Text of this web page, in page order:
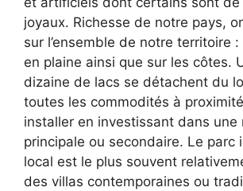
joyaux. Richesse de notre pays,
sur l’ensemble de notre territoire
en plaine ainsi que sur les côtes.
dizaine de lacs se détachent du
toutes les commodités à proximité
installer en investissant dans une
principale ou secondaire. Le parc
local est le plus souvent
des villas contemporaines ou